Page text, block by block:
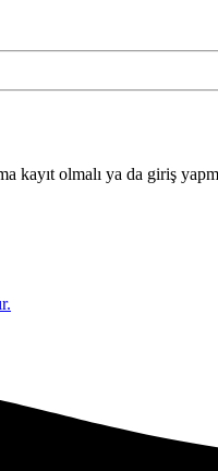
olmalı ya da giriş